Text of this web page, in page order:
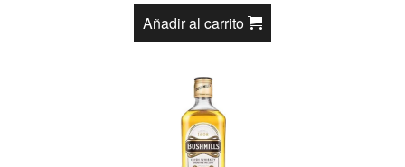
Añadir al carrito